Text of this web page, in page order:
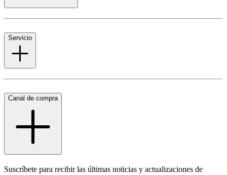
Servicio
Canal de compra
Suscríbete para recibir las últimas noticias y actualizaciones de